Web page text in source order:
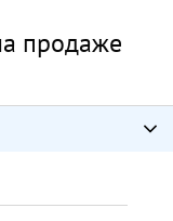
продаже